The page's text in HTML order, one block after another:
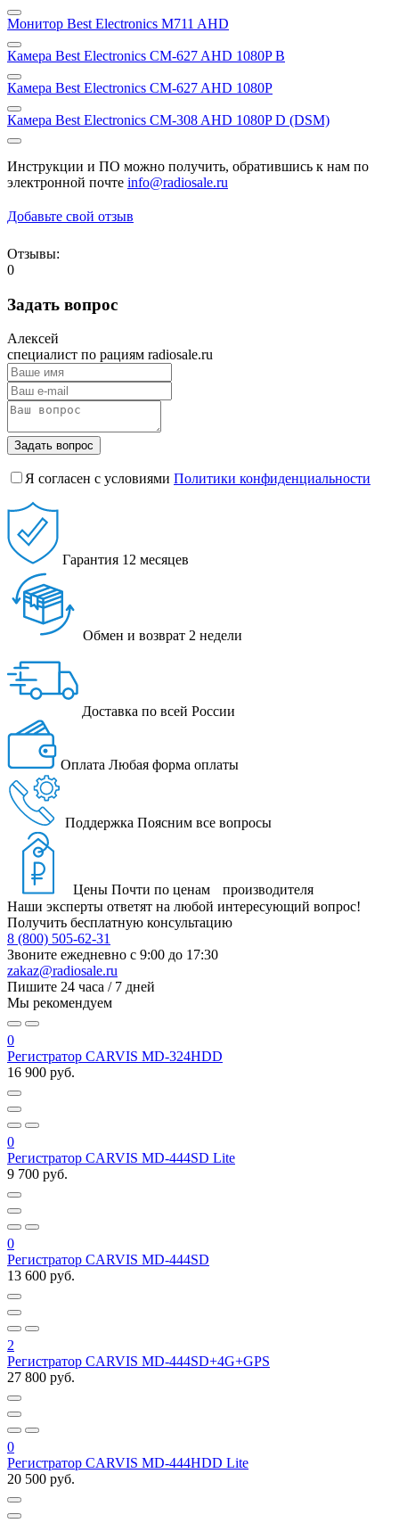
Монитор Best Electronics M711 AHD
Камера Best Electronics CM-627 AHD 1080P B
Камера Best Electronics CM-627 AHD 1080P
Камера Best Electronics CM-308 AHD 1080P D (DSM)
Инструкции и ПО можно получить, обратившись к нам по
электронной почте info@radiosale.ru
Добавьте свой отзыв
Отзывы:
0
Задать вопрос
Алексей
специалист по рациям radiosale.ru
Задать вопрос
Я согласен с условиями Политики конфиденциальности
Гарантия 12 месяцев
Обмен и возврат 2 недели
Доставка по всей России
Оплата Любая форма оплаты
Поддержка Поясним все вопросы
Цены Почти по ценам производителя
Наши эксперты ответят на любой интересующий вопрос!
Получить бесплатную консультацию
8 (800) 505-62-31
Звоните ежедневно с 9:00 до 17:30
zakaz@radiosale.ru
Пишите 24 часа / 7 дней
Мы рекомендуем
0
Регистратор CARVIS MD-324HDD
16 900 руб.
0
Регистратор CARVIS MD-444SD Lite
9 700 руб.
0
Регистратор CARVIS MD-444SD
13 600 руб.
2
Регистратор CARVIS MD-444SD+4G+GPS
27 800 руб.
0
Регистратор CARVIS MD-444HDD Lite
20 500 руб.